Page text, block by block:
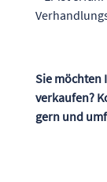
Sie möchten
verkaufen?
gern und